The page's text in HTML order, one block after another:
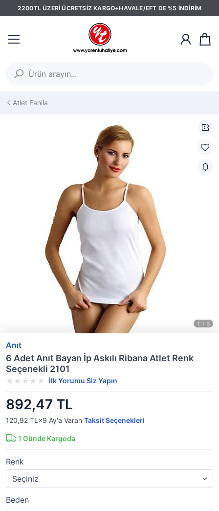
2200TL ÜZERİ ÜCRETSİZ KARGO+HAVALE/EFT DE %5 İNDİRİM
Atlet Fanila
Anıt
6 Adet Anıt Bayan İp Askılı Ribana Atlet Renk
Seçenekli 2101
İlk Yorumu Siz Yapın
892,47 TL
120,92 TL×9 Ay'a Varan Taksit Seçenekleri
1 Günde Kargoda
Renk
Beden